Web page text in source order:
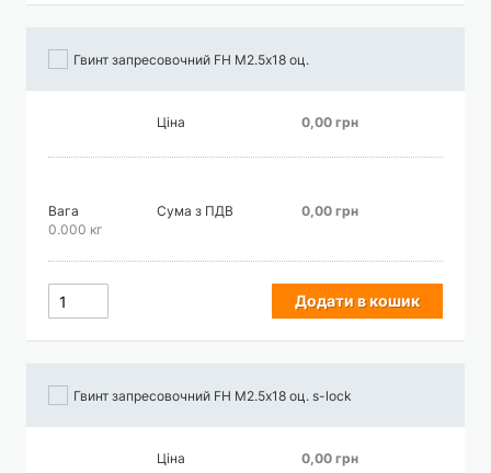
Гвинт запресовочний FH М2.5х18 оц.
Ціна 0,00 грн
Вага
0.000 кг
Сума з ПДВ 0,00 грн
Додати в кошик
Гвинт запресовочний FH М2.5х18 оц. s-lock
Ціна 0,00 грн